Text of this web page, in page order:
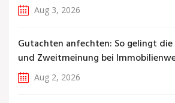
Aug 3, 2026
Gutachten anfechten: So gelingt
und Zweitmeinung bei
Aug 2, 2026